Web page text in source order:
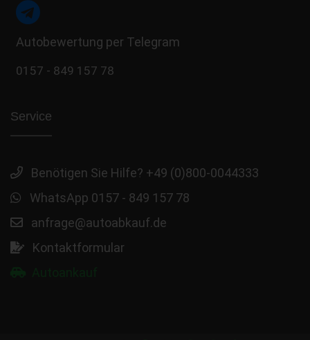
Autobewertung per Telegram
0157 - 849 157 78
Service
Benötigen Sie Hilfe? +49 (0)800-0044333
WhatsApp 0157 - 849 157 78
anfrage@autoabkauf.de
Kontaktformular